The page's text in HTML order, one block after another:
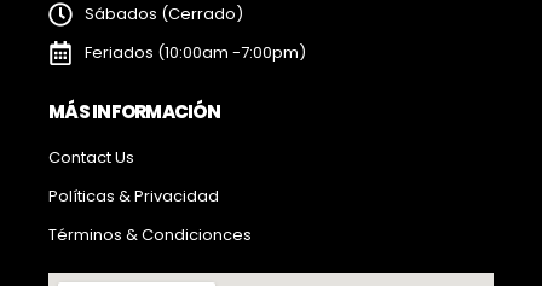
Sábados (Cerrado)
Feriados (10:00am -7:00pm)
MÁS INFORMACIÓN
Contact Us
Políticas & Privacidad
Términos & Condicionces